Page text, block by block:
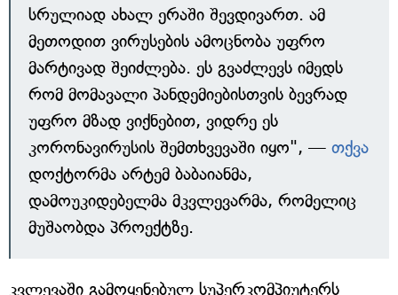
სრულიად ახალ ერაში შევდივართ. ამ
მეთოდით ვირუსების ამოცნობა უფრო
მარტივად შეიძლება. ეს გვაძლევს იმედს
რომ მომავალი პანდემიებისთვის ბევრად
უფრო მზად ვიქნებით, ვიდრე ეს
კორონავირუსის შემთხვევაში იყო", — თქვა
დოქტორმა არტემ ბაბაიანმა,
დამოუკიდებელმა მკვლევარმა, რომელიც
მუშაობდა პროექტზე.
კვლევაში გამოყენებულ სუპერკომპიუტერს